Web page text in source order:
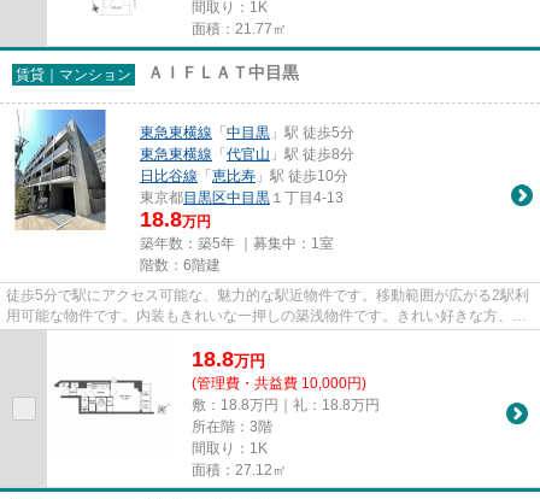
間取り：1K
面積：21.77㎡
賃貸｜マンション ＡＩＦＬＡＴ中目黒
東急東横線 「 中目黒 」駅 徒歩5分
東急東横線 「 代官山 」駅 徒歩8分
日比谷線 「 恵比寿 」駅 徒歩10分
東京都目黒区中目黒 １丁目4-13
18.8万円
築年数：築5年 ｜募集中： 1室
階数：6階建
徒歩5分で駅にアクセス可能な、魅力的な駅近物件です。移動範囲が広がる2駅利
用可能な物件です。内装もきれいな一押しの築浅物件です。きれい好きな方、古
18.8万円
(管理費・共益費 10,000円)
敷：18.8万円｜礼：18.8万円
所在階：3階
間取り：1K
面積：27.12㎡